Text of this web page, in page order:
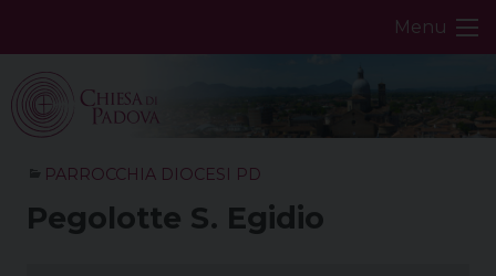
Menu
PARROCCHIA DIOCESI PD
Pegolotte S. Egidio